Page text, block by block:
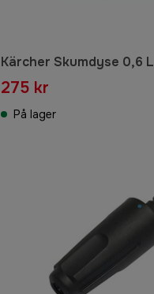
Kärcher Skumdyse 0,6 L
275 kr
På lager